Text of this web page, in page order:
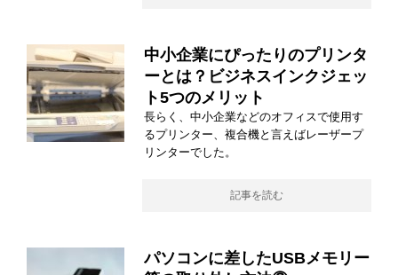
中小企業にぴったりのプリンタ
ーとは？ビジネスインクジェッ
ト5つのメリット
長らく、中小企業などのオフィスで使用す
るプリンター、複合機と言えばレーザープ
リンターでした。
記事を読む
パソコンに差したUSBメモリー